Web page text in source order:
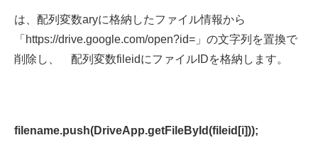
は、配列変数aryに格納したファイル情報から
「https://drive.google.com/open?id=」の文字列を置換で
削除し、 配列変数fileidにファイルIDを格納します。
filename.push(DriveApp.getFileById(fileid[i]));